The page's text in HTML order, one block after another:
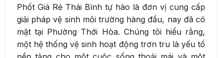
Phốt Giá Rẻ Thái Bình tự hào là đơn vị cung cấp
giải pháp vệ sinh môi trường hàng đầu, nay đã có
mặt tại Phường Thới Hòa. Chúng tôi hiểu rằng,
một hệ thống vệ sinh hoạt động trơn tru là yếu tố